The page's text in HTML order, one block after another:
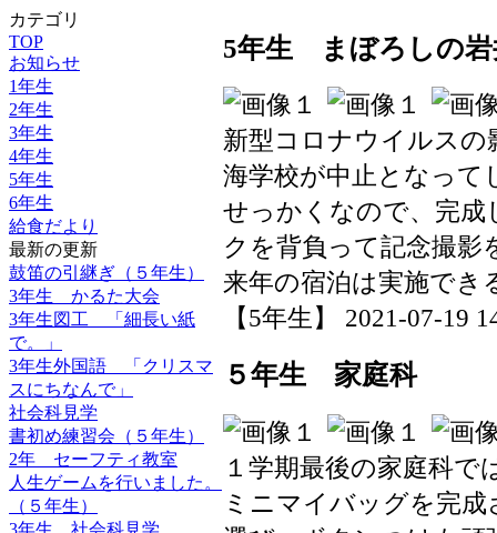
カテゴリ
TOP
お知らせ
1年生
2年生
3年生
4年生
5年生
6年生
給食だより
最新の更新
鼓笛の引継ぎ（５年生）
3年生 かるた大会
3年生図工 「細長い紙
で。」
3年生外国語 「クリスマ
スにちなんで」
社会科見学
書初め練習会（５年生）
2年 セーフティ教室
人生ゲームを行いました。
（５年生）
3年生 社会科見学
5年生 まぼろしの岩
新型コロナウイルス
海学校が中止となって
せっかくなので、完
クを背負って記念撮影
来年の宿泊は実施でき
【5年生】 2021-07-19
５年生 家庭科
１学期最後の家庭科
ミニマイバッグを完